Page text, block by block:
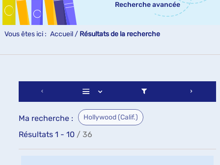
Recherche avancée
Vous êtes ici : Accueil / Résultats de la recherche
Ma recherche : Hollywood (Calif.)
Résultats 1 - 10 / 36